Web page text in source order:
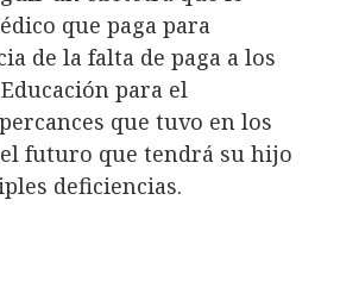
que paga para
de la falta de paga a los
para el
que tuvo en los
futuro que tendrá su hijo
deficiencias.